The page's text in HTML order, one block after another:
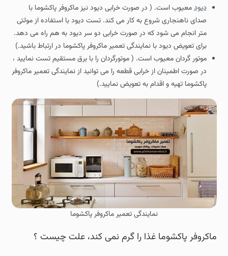
دیودمعیوب است. ( در صورت خرابی دیود نیز ماکروفر پاکشوما با
صدای ناهنجاری شروع به کار می کند. تست دیود با استفاده از مولتی
متر انجام می شود که در صورت خرابی دو سر دیود به هم راه می دهد.
برای تعویض دیود با نمایندگی تعمیر ماکروفر پاکشوما در ارتباط باشید.)
موتور گردان معیوب است. ( موتورگردان را با برق مستقیم تست نمایید ،
در صورت اطمینان از خرابی قطعه را می توانید از نمایندگی تعمیر ماکروفر
پاکشوما تهیه و اقدام به تعویض نمایید.)
نمایندگی تعمیر ماکروفر پاکشوما
ماکروفر پاکشوما غذا را گرم نمی کند، علت چیست ؟